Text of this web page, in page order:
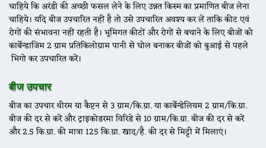
चाहिये कि अरंडी की अच्छी फसल लेने के लिए उन्नत किस्म का प्रमाणित बीज लेना
चाहिये। यदि बीज उपचारित नहीं है तो उसे उपचारित अवश्य कर लें ताकि कीट एवं
रोगों की संभावना नहीं रहती है। भूमिगत कीटों और रोगों से बचाने के लिए बीजों को
कार्बेन्डाजिम 2 ग्राम प्रतिकिलोग्राम पानी से घोल बनाकर बीजों को बुआई से पहले
भिगो कर उपचारित करें।
बीज उपचार
बीज का उपचार थीरम या कैप्टन से 3 ग्राम/कि.ग्रा. या कार्बेन्डेलियम 2 ग्राम/कि.ग्रा.
बीज की दर से करें और ट्राइकोडरमा विरिडे से 10 ग्राम/कि.ग्रा. बीज की दर से करें
और 2.5 कि.ग्रा. की मात्रा 125 कि.ग्रा. खाद/है. की दर से मिट्टी में मिलाएं।